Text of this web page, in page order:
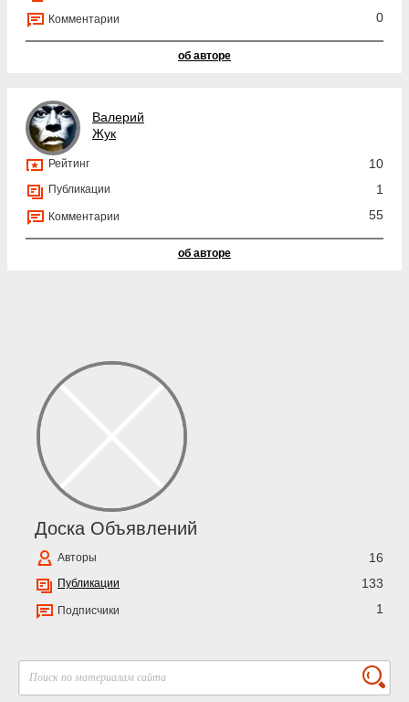
Комментарии 0
об авторе
Валерий
Жук
Рейтинг 10
Публикации 1
Комментарии 55
об авторе
Доска Объявлений
Авторы 16
Публикации 133
Подписчики 1